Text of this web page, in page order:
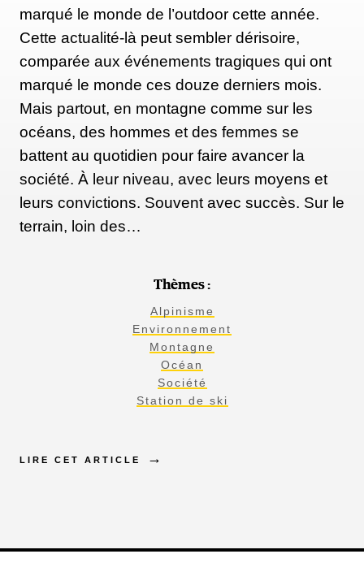
marqué le monde de l’outdoor cette année.
Cette actualité-là peut sembler dérisoire,
comparée aux événements tragiques qui ont
marqué le monde ces douze derniers mois.
Mais partout, en montagne comme sur les
océans, des hommes et des femmes se
battent au quotidien pour faire avancer la
société. À leur niveau, avec leurs moyens et
leurs convictions. Souvent avec succès. Sur le
terrain, loin des…
Thèmes :
Alpinisme
Environnement
Montagne
Océan
Société
Station de ski
LIRE CET ARTICLE